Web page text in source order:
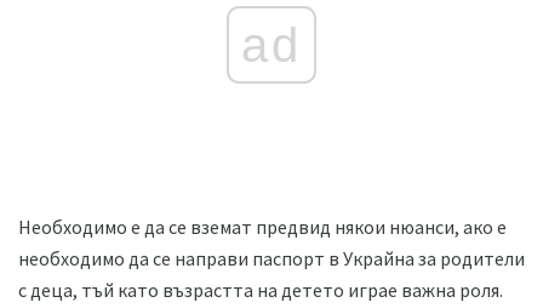
ad
Необходимо е да се вземат предвид някои нюанси, ако е
необходимо да се направи паспорт в Украйна за родители
с деца, тъй като възрастта на детето играе важна роля.